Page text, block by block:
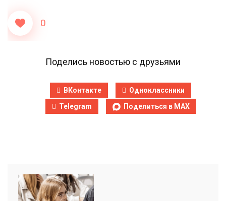
0
Поделись новостью с друзьями
ВКонтакте
Одноклассники
Telegram
Поделиться в MAX